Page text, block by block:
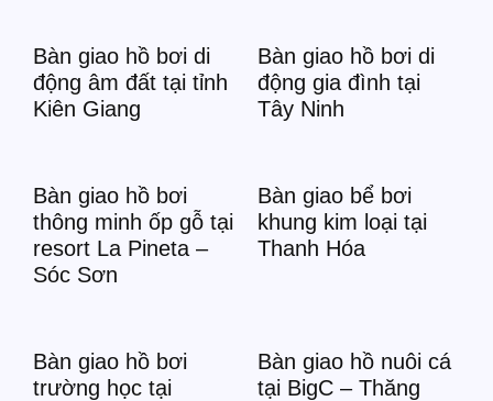
Bàn giao hồ bơi di
động âm đất tại tỉnh
Kiên Giang
Bàn giao hồ bơi di
động gia đình tại
Tây Ninh
Bàn giao hồ bơi
thông minh ốp gỗ tại
resort La Pineta –
Sóc Sơn
Bàn giao bể bơi
khung kim loại tại
Thanh Hóa
Bàn giao hồ bơi
trường học tại
Bàn giao hồ nuôi cá
tại BigC – Thăng